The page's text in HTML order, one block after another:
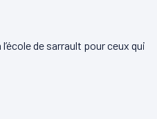
de sarrault pour ceux qui